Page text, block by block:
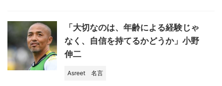
「大切なのは、年齢による経験じゃ
なく、自信を持てるかどうか」小野
伸二
Asreet 名言